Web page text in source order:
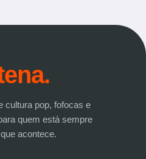
cultura pop, fofocas e
quem está sempre
acontece.